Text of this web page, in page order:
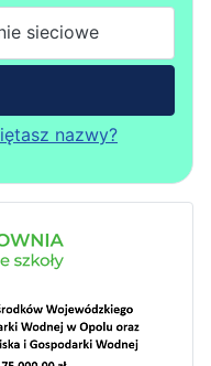
sieciowe
nazwy?